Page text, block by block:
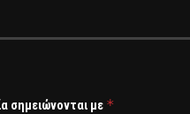
σημειώνονται με *